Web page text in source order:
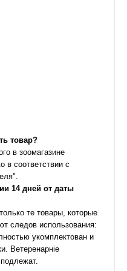
товар?
в зоомагазине
в соответствии с
14 дней от даты
те товары, которые
следов использования:
укомплектован и
Ветеренарніе